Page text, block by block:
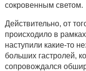
сокровенным светом.
Действительно, от
происходило в рамках
наступили какие-то
больших гастролей,
сопровождался